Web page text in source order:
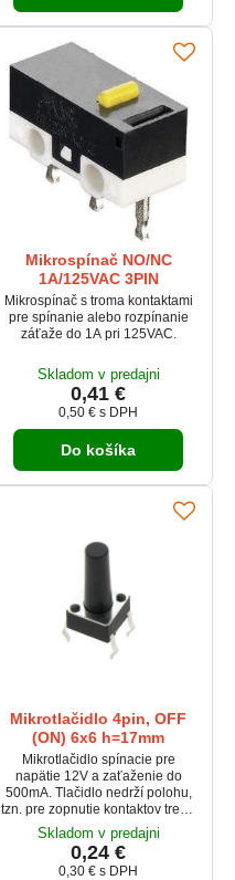
spoľahlivosť v rôznych
aplikáciách.
Mikrospínač NO/NC
1A/125VAC 3PIN
Mikrospínač s troma kontaktami
pre spínanie alebo rozpínanie
záťaže do 1A pri 125VAC.
Skladom v predajni
0,41 €
0,50 € s DPH
Do košíka
Mikrotlačidlo 4pin, OFF
(ON) 6x6 h=17mm
Mikrotlačidlo spínacie pre
napätie 12V a zaťaženie do
500mA. Tlačidlo nedrží polohu,
tzn. pre zopnutie kontaktov treba
držať stlačené.
Skladom v predajni
0,24 €
0,30 € s DPH